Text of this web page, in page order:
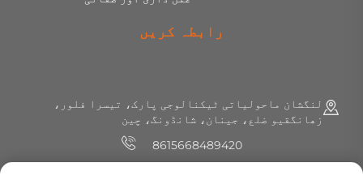
رابطہ کریں
لنگشان ماحولیاتی ٹیکنالوجی پارک، تیسرا فلور،
زھانگقیو ضلع، جینان، شانڈونگ، چین
8615668489420